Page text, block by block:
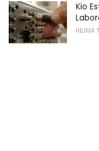
Kio
HEJMA